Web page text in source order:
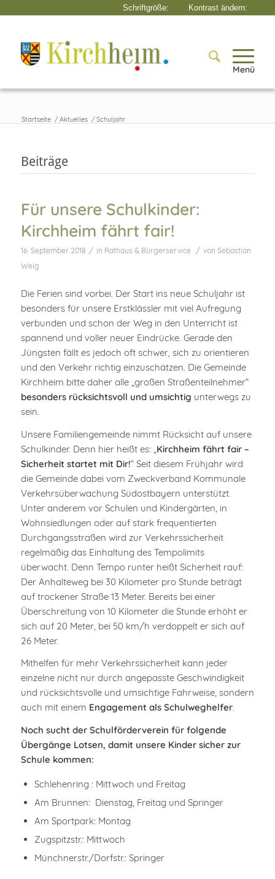
Menü
Startseite / Aktuelles / Schuljahr
Beiträge
Für unsere Schulkinder:
Kirchheim fährt fair!
16. September 2018 / in Rathaus & Bürgerservice / von Sebastian
Weig
Die Ferien sind vorbei. Der Start ins neue Schuljahr ist
besonders für unsere Erstklässler mit viel Aufregung
verbunden und schon der Weg in den Unterricht ist
spannend und voller neuer Eindrücke. Gerade den
Jüngsten fällt es jedoch oft schwer, sich zu orientieren
und den Verkehr richtig einzuschätzen. Die Gemeinde
Kirchheim bitte daher alle „großen Straßenteilnehmer“
besonders rücksichtsvoll und umsichtig unterwegs zu
sein.
Unsere Familiengemeinde nimmt Rücksicht auf unsere
Schulkinder. Denn hier heißt es: „ Kirchheim fährt fair –
Sicherheit startet mit Dir!“ Seit diesem Frühjahr wird
die Gemeinde dabei vom Zweckverband Kommunale
Verkehrsüberwachung Südostbayern unterstützt.
Unter anderem vor Schulen und Kindergärten, in
Wohnsiedlungen oder auf stark frequentierten
Durchgangsstraßen wird zur Verkehrssicherheit
regelmäßig das Einhaltung des Tempolimits
überwacht. Denn Tempo runter heißt Sicherheit rauf:
Der Anhalteweg bei 30 Kilometer pro Stunde beträgt
auf trockener Straße 13 Meter. Bereits bei einer
Überschreitung von 10 Kilometer die Stunde erhöht er
sich auf 20 Meter, bei 50 km/h verdoppelt er sich auf
26 Meter.
Mithelfen für mehr Verkehrssicherheit kann jeder
einzelne nicht nur durch angepasste Geschwindigkeit
und rücksichtsvolle und umsichtige Fahrweise, sondern
auch mit einem Engagement als Schulweghelfer.
Noch sucht der Schulförderverein für folgende
Übergänge Lotsen, damit unsere Kinder sicher zur
Schule kommen:
Schlehenring : Mittwoch und Freitag
Am Brunnen: Dienstag, Freitag und Springer
Am Sportpark: Montag
Zugspitzstr.: Mittwoch
Münchnerstr./Dorfstr.: Springer